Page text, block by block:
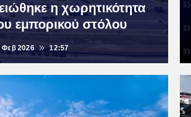
η χωρητικότητα
εμπορικού στόλου
Φεβ 2026 12:57